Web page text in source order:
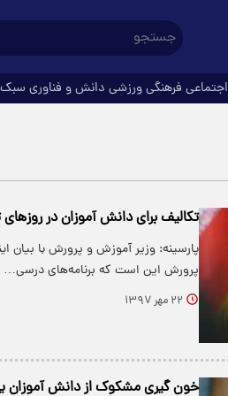
اجتماعی فرهنگیورزشی دانش و فناوری سبک
تکالیف برای دانش آموزان در
پارسینه: وزیر آموزش و پرورش با بیان
پرورش این است که برنامه‌های درسی…
۲۲ مهر ۱۳۹۷
خون گیری مشکوک از دانش آموزان